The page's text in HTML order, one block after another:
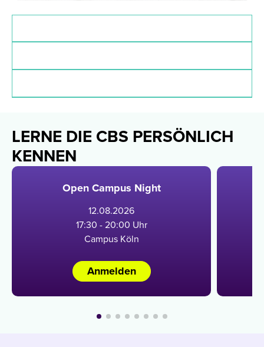
LERNE DIE CBS PERSÖNLICH
KENNEN
Open Campus Night
12.08.2026
17:30 - 20:00 Uhr
Campus Köln
Anmelden